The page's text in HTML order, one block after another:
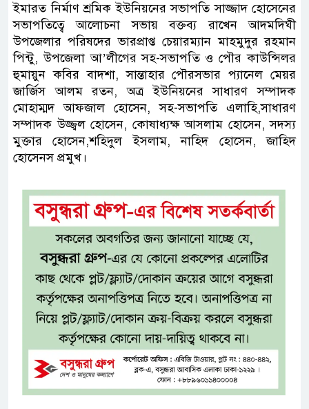
ইমারত নির্মাণ শ্রমিক ইউনিয়নের সভাপতি সাজ্জাদ হোসেনের
সভাপতিত্বে আলোচনা সভায় বক্তব্য রাখেন আদমদিঘী
উপজেলার পরিষদের ভারপ্রাপ্ত চেয়ারম্যান মাহমুদুর রহমান
পিন্টু, উপজেলা আ’লীগের সহ-সভাপতি ও পৌর কাউন্সিলর
হুমায়ুন কবির বাদশা, সান্তাহার পৌরসভার প্যানেল মেয়র
জার্জিস আলম রতন, অত্র ইউনিয়নের সাধারণ সম্পাদক
মোহাম্মদ আফজাল হোসেন, সহ-সভাপতি এলাহি,সাধারণ
সম্পাদক উজ্জ্বল হোসেন, কোষাধ্যক্ষ আসলাম হোসেন, সদস্য
মুক্তার হোসেন,শহিদুল ইসলাম, নাহিদ হোসেন, জাহিদ
হোসেনস প্রমুখ।